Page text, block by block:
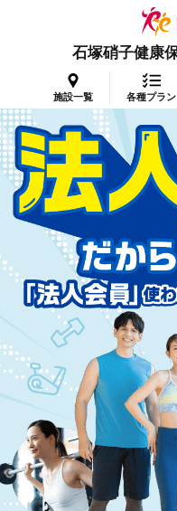
石塚硝子健康
施設一覧 各種プラン